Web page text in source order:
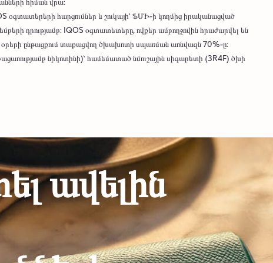
հարցումներ և շուկայի՝ ՖՄԻ-ի կողմից իրականացված
դրությամբ: IQOS օգտատետերը, ովքեր ամբողջովին հրաժարվել են
օրերի ընթացքում տաքացվող ծխախոտի սպառման առնվազն 70%-ը:
նիկոտինի)՝ համեմատած նմուշային սիգարետի (3R4F) ծխի
ավելին